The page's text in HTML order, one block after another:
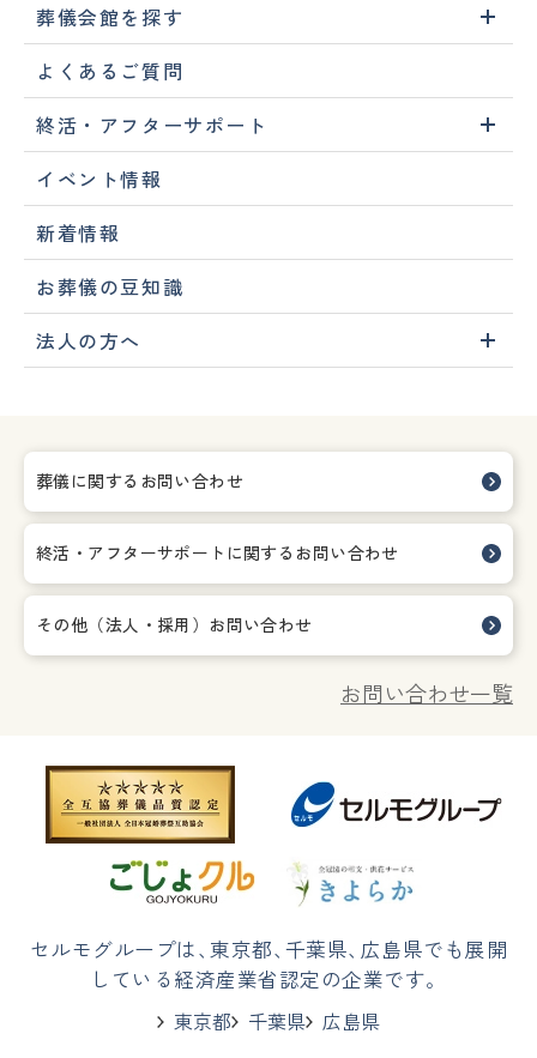
葬儀会館を探す
よくあるご質問
終活・アフターサポート
イベント情報
新着情報
お葬儀の豆知識
法人の方へ
葬儀に関するお問い合わせ
終活・アフターサポートに関する お問い合わせ
その他（法人・採用）お問い合わせ
お問い合わせ一覧
セルモグループは、東京都、 千葉県、 広島県でも展開
している経済産業省認定の企業です。
東京都
千葉県 広島県